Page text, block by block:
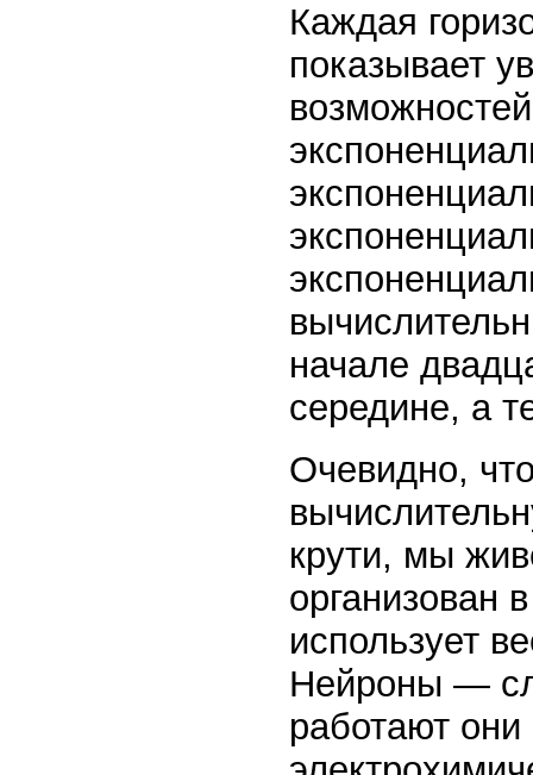
Каждая
показывает
начале
середине, а
Очевидно,
крути, мы
организован
использует
Нейроны —
работают